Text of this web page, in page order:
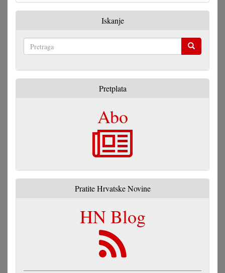
Iskanje
Pretplata
Abo
Pratite Hrvatske Novine
HN Blog